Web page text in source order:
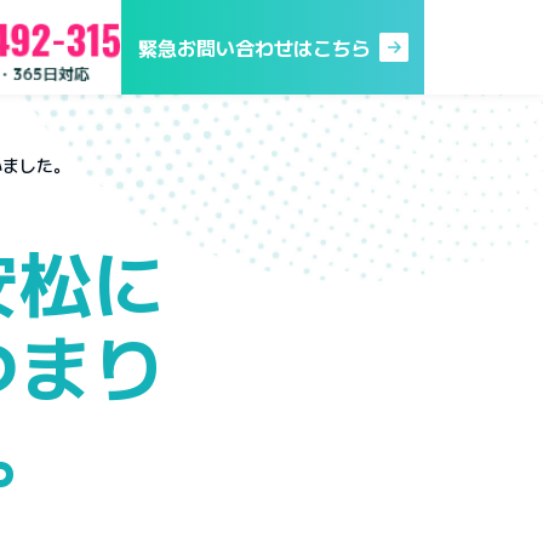
緊急お問い合わせはこちら
した。
に
り